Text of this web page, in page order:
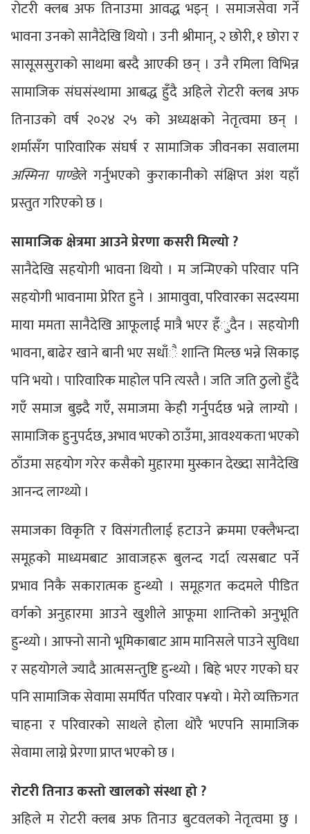
रोटरी क्लब अफ तिनाउमा आवद्ध भइन् । समाजसेवा गर्ने
भावना उनको सानैदेखि थियो । उनी श्रीमान्, २ छोरी, १ छोरा र
सासूससुराको साथमा बस्दै आएकी छन् । उनै रमिला विभिन्न
सामाजिक संघसंस्थामा आबद्ध हुँदै अहिले रोटरी क्लब अफ
तिनाउको वर्ष २०२४ २५ को अध्यक्षको नेतृत्वमा छन् ।
शर्मासँग पारिवारिक संघर्ष र सामाजिक जीवनका सवालमा
अस्मिना पाण्डेले गर्नुभएको कुराकानीको संक्षिप्त अंश यहाँ
प्रस्तुत गरिएको छ ।
सामाजिक क्षेत्रमा आउने प्रेरणा कसरी मिल्यो ?
सानैदेखि सहयोगी भावना थियो । म जन्मिएको परिवार पनि
सहयोगी भावनामा प्रेरित हुने । आमावुवा, परिवारका सदस्यमा
माया ममता सानैदेखि आफूलाई मात्रै भएर हँुदैन । सहयोगी
भावना, बाढेर खाने बानी भए सधाँै शान्ति मिल्छ भन्ने सिकाइ
पनि भयो । पारिवारिक माहोल पनि त्यस्तै । जति जति ठुलो हुँदै
गएँ समाज बुझ्दै गएँ, समाजमा केही गर्नुपर्दछ भन्ने लाग्यो ।
सामाजिक हुनुपर्दछ, अभाव भएको ठाउँमा, आवश्यकता भएको
ठाँउमा सहयोग गरेर कसैको मुहारमा मुस्कान देख्दा सानैदेखि
आनन्द लाग्थ्यो ।
समाजका विकृति र विसंगतीलाई हटाउने क्रममा एक्लैभन्दा
समूहको माध्यमबाट आवाजहरू बुलन्द गर्दा त्यसबाट पर्ने
प्रभाव निकै सकारात्मक हुन्थ्यो । समूहगत कदमले पीडित
वर्गको अनुहारमा आउने खुशीले आफूमा शान्तिको अनुभूति
हुन्थ्यो । आफ्नो सानो भूमिकाबाट आम मानिसले पाउने सुविधा
र सहयोगले ज्यादै आत्मसन्तुष्टि हुन्थ्यो । बिहे भएर गएको घर
पनि सामाजिक सेवामा समर्पित परिवार प¥यो । मेरो व्यक्तिगत
चाहना र परिवारको साथले होला थोरै भएपनि सामाजिक
सेवामा लाग्ने प्रेरणा प्राप्त भएको छ ।
रोटरी तिनाउ कस्तो खालको संस्था हो ?
अहिले म रोटरी क्लब अफ तिनाउ बुटवलको नेतृत्वमा छु ।